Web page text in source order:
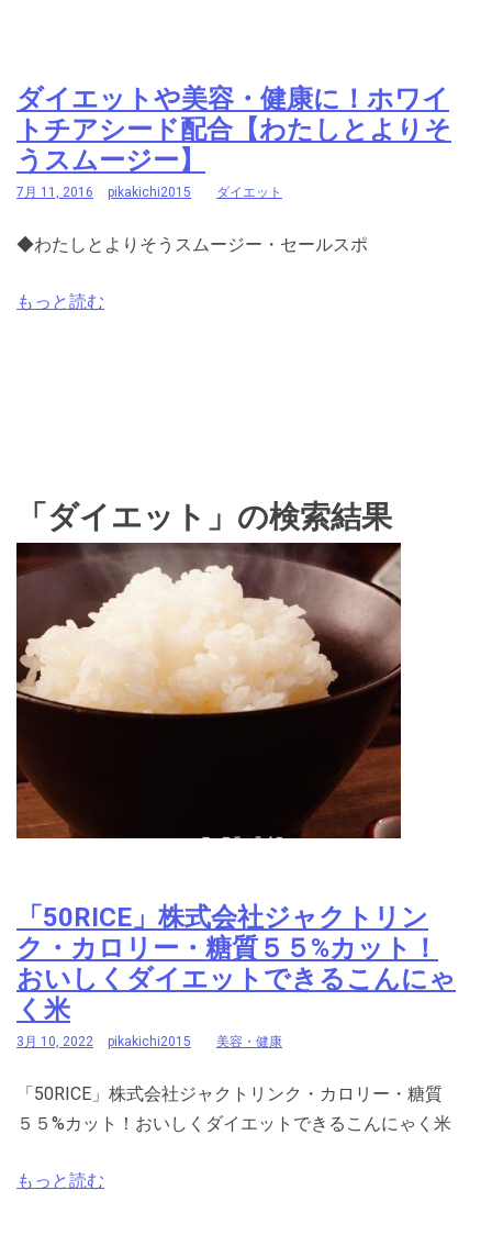
ダイエットや美容・健康に！ホワイ
トチアシード配合【わたしとよりそ
うスムージー】
7月 11, 2016 pikakichi2015 ダイエット
◆わたしとよりそうスムージー・セールスポ
もっと読む
「ダイエット」の検索結果
「50RICE」株式会社ジャクトリン
ク・カロリー・糖質５５%カット！
おいしくダイエットできるこんにゃ
く米
3月 10, 2022 pikakichi2015 美容・健康
「50RICE」株式会社ジャクトリンク・カロリー・糖質
５５%カット！おいしくダイエットできるこんにゃく米
もっと読む